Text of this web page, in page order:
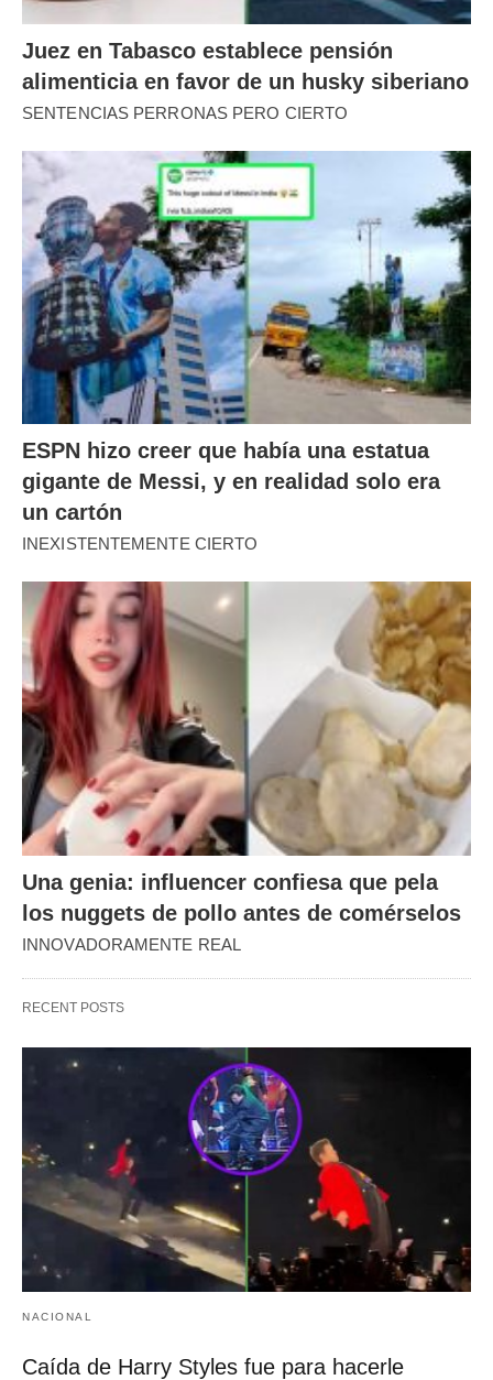
Juez en Tabasco establece pensión
alimenticia en favor de un husky siberiano
SENTENCIAS PERRONAS PERO CIERTO
ESPN hizo creer que había una estatua
gigante de Messi, y en realidad solo era
un cartón
INEXISTENTEMENTE CIERTO
Una genia: influencer confiesa que pela
los nuggets de pollo antes de comérselos
INNOVADORAMENTE REAL
RECENT POSTS
NACIONAL
Caída de Harry Styles fue para hacerle